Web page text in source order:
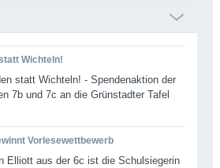
Wichteln!
statt Wichteln! - Spendenaktion der
7b und 7c an die Grünstadter Tafel
Vorlesewettbewerb
Elliott aus der 6c ist die Schulsiegerin